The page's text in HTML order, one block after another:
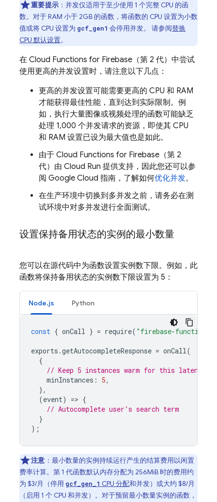
重要提示 ：并发仅适用于至少使用 1 个完整 CPU 的函
数。对于 RAM 小于 2GB 的函数，将函数的 CPU 设置为小数
值或将 CPU 设置为 gcf_gen1 会停用并发。 请参阅替换
CPU 默认设置。
在 Cloud Functions for Firebase （第 2 代）中尝试
使用更高的并发设置时，请注意以下几点：
更高的并发设置可能需要更高的 CPU 和 RAM
才能获得最佳性能，直到达到实际限制。例
如，执行大量图像或视频处理的函数可能缺乏
处理 1,000 个并发请求的资源，即使其 CPU
和 RAM 设置已设为最大值也是如此。
由于 Cloud Functions for Firebase （第 2
代）由 Cloud Run 提供支持，因此您还可以参
阅 Google Cloud 指南，了解如何优化并发。
在生产环境中切换到多并发之前，请务必在测
试环境中对多并发进行全面测试。
设置保持备用状态的实例的最小数量
您可以在源代码中为函数设置实例数下限。例如，此
函数将保持备用状态的实例数下限设置为 5：
Node.js Python
const { onCall } = require( "firebase-functions/
exports .getAutocompleteResponse = onCall(
{
// Keep 5 instances warm for this
minInstances : 5,
},
(event) => {
// Autocomplete user’s search term
}
);
注意 ：最小数量的实例持续运行产生的结算费用以闲置
费率计算。第 1 代函数默认内存分配为 256MiB 时的费用约
为 $3/月（停用 gcf_gen_1 CPU 分配和并发）或大约 $8/月
（启用 1 个 CPU 和并发）。对于预留最小数量实例的函数，